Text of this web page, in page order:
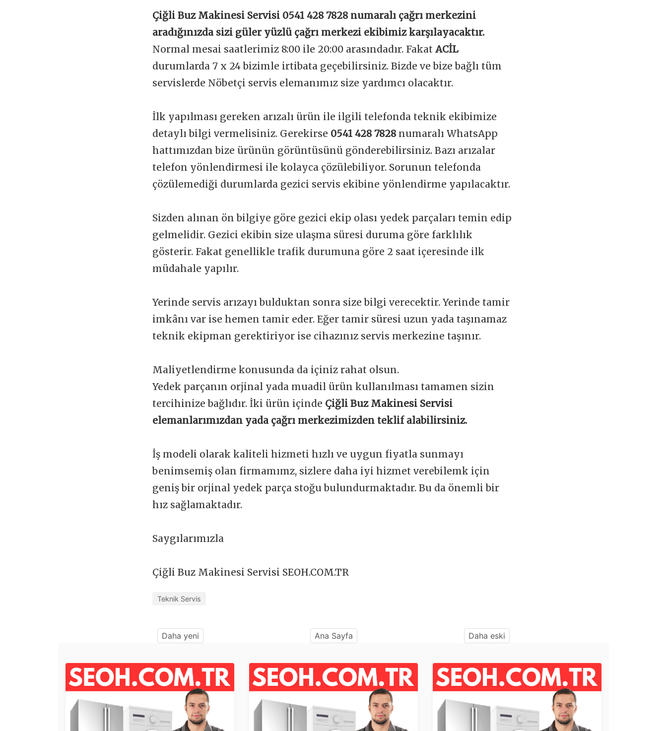
Çiğli Buz Makinesi Servisi 0541 428 7828 numaralı çağrı merkezini
aradığınızda sizi güler yüzlü çağrı merkezi ekibimiz karşılayacaktır.
Normal mesai saatlerimiz 8:00 ile 20:00 arasındadır. Fakat ACİL
durumlarda 7 x 24 bizimle irtibata geçebilirsiniz. Bizde ve bize bağlı tüm
servislerde Nöbetçi servis elemanımız size yardımcı olacaktır.
İlk yapılması gereken arızalı ürün ile ilgili telefonda teknik ekibimize
detaylı bilgi vermelisiniz. Gerekirse 0541 428 7828 numaralı WhatsApp
hattımızdan bize ürünün görüntüsünü gönderebilirsiniz. Bazı arızalar
telefon yönlendirmesi ile kolayca çözülebiliyor. Sorunun telefonda
çözülemediği durumlarda gezici servis ekibine yönlendirme yapılacaktır.
Sizden alınan ön bilgiye göre gezici ekip olası yedek parçaları temin edip
gelmelidir. Gezici ekibin size ulaşma süresi duruma göre farklılık
gösterir. Fakat genellikle trafik durumuna göre 2 saat içeresinde ilk
müdahale yapılır.
Yerinde servis arızayı bulduktan sonra size bilgi verecektir. Yerinde tamir
imkânı var ise hemen tamir eder. Eğer tamir süresi uzun yada taşınamaz
teknik ekipman gerektiriyor ise cihazınız servis merkezine taşınır.
Maliyetlendirme konusunda da içiniz rahat olsun.
Yedek parçanın orjinal yada muadil ürün kullanılması tamamen sizin
tercihinize bağlıdır. İki ürün içinde Çiğli Buz Makinesi Servisi
elemanlarımızdan yada çağrı merkezimizden teklif alabilirsiniz.
İş modeli olarak kaliteli hizmeti hızlı ve uygun fiyatla sunmayı
benimsemiş olan firmamımz, sizlere daha iyi hizmet verebilemk için
geniş bir orjinal yedek parça stoğu bulundurmaktadır. Bu da önemli bir
hız sağlamaktadır.
Saygılarımızla
Çiğli Buz Makinesi Servisi SEOH.COM.TR
Teknik Servis
Daha yeni Ana Sayfa Daha eski